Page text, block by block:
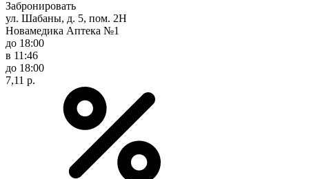
Забронировать
ул. Шабаны, д. 5, пом. 2Н
Новамедика Аптека №1
до 18:00
в 11:46
до 18:00
7,11 р.